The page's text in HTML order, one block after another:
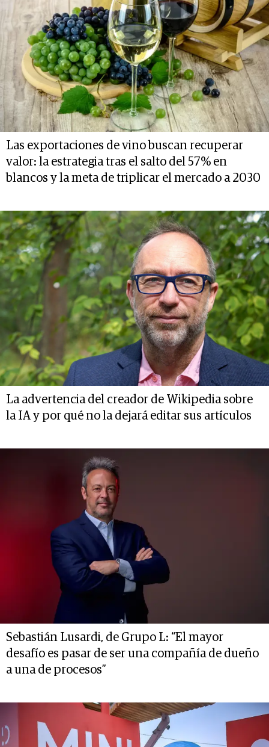
Las exportaciones de vino buscan recuperar
valor: la estrategia tras el salto del 57% en
blancos y la meta de triplicar el mercado a 2030
La advertencia del creador de Wikipedia sobre
la IA y por qué no la dejará editar sus artículos
Sebastián Lusardi, de Grupo L: “El mayor
desafío es pasar de ser una compañía de dueño
a una de procesos”